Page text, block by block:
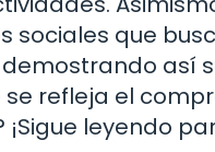
sociales que
así
refleja el
leyendo